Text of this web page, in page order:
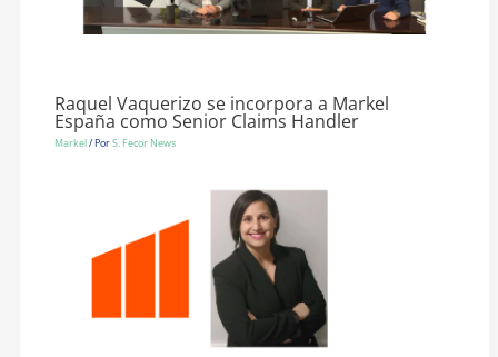
Raquel Vaquerizo se incorpora a Markel
España como Senior Claims Handler
Markel/ PorS. Fecor News